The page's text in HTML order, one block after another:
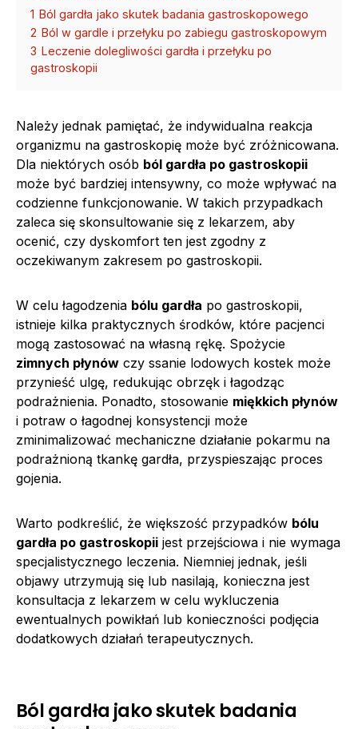
1 Ból gardła jako skutek badania gastroskopowego
2 Ból w gardle i przełyku po zabiegu gastroskopowym
3 Leczenie dolegliwości gardła i przełyku po
gastroskopii
Należy jednak pamiętać, że indywidualna reakcja
organizmu na gastroskopię może być zróżnicowana.
Dla niektórych osób ból gardła po gastroskopii
może być bardziej intensywny, co może wpływać na
codzienne funkcjonowanie. W takich przypadkach
zaleca się skonsultowanie się z lekarzem, aby
ocenić, czy dyskomfort ten jest zgodny z
oczekiwanym zakresem po gastroskopii.
W celu łagodzenia bólu gardła po gastroskopii,
istnieje kilka praktycznych środków, które pacjenci
mogą zastosować na własną rękę. Spożycie
zimnych płynów czy ssanie lodowych kostek może
przynieść ulgę, redukując obrzęk i łagodząc
podrażnienia. Ponadto, stosowanie miękkich płynów
i potraw o łagodnej konsystencji może
zminimalizować mechaniczne działanie pokarmu na
podrażnioną tkankę gardła, przyspieszając proces
gojenia.
Warto podkreślić, że większość przypadków bólu
gardła po gastroskopii jest przejściowa i nie wymaga
specjalistycznego leczenia. Niemniej jednak, jeśli
objawy utrzymują się lub nasilają, konieczna jest
konsultacja z lekarzem w celu wykluczenia
ewentualnych powikłań lub konieczności podjęcia
dodatkowych działań terapeutycznych.
Ból gardła jako skutek badania